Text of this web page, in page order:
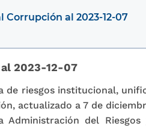
al 2023-12-07
2023-12-07
de riesgos institucional,
actualizado a 7 de
del